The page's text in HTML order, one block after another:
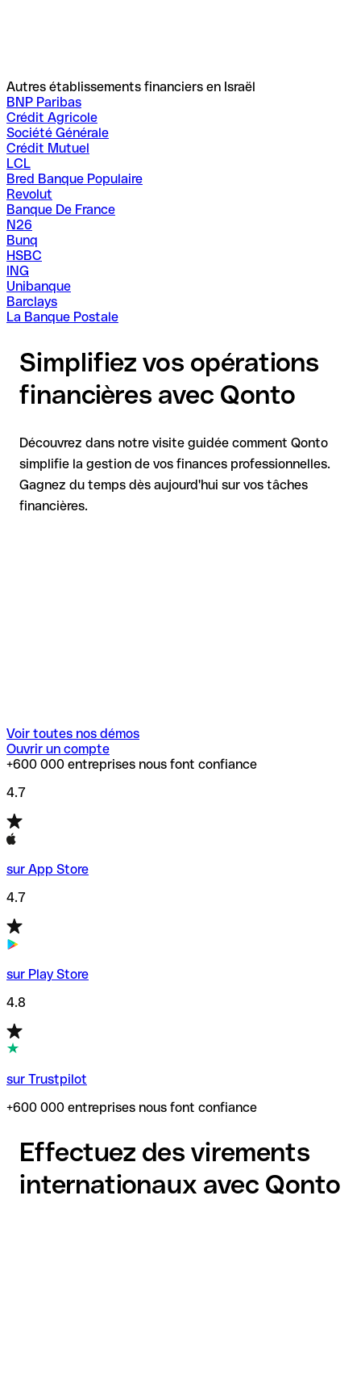
Autres établissements financiers en Israël
BNP Paribas
Crédit Agricole
Société Générale
Crédit Mutuel
LCL
Bred Banque Populaire
Revolut
Banque De France
N26
Bunq
HSBC
ING
Unibanque
Barclays
La Banque Postale
Simplifiez vos opérations
financières avec Qonto
Découvrez dans notre visite guidée comment Qonto
simplifie la gestion de vos finances professionnelles.
Gagnez du temps dès aujourd'hui sur vos tâches
financières.
Voir toutes nos démos
Ouvrir un compte
+600 000 entreprises nous font confiance
4.7
sur App Store
4.7
sur Play Store
4.8
sur Trustpilot
+600 000 entreprises nous font confiance
Effectuez des virements
internationaux avec Qonto